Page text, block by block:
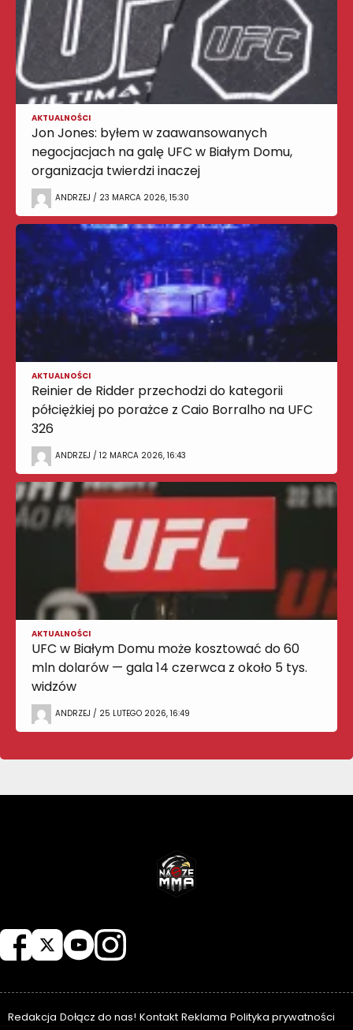
AKTUALNOŚCI
Jon Jones: byłem w zaawansowanych
negocjacjach na galę UFC w Białym Domu,
organizacja twierdzi inaczej
ANDRZEJ / 23 MARCA 2026, 15:30
AKTUALNOŚCI
Reinier de Ridder przechodzi do kategorii
półciężkiej po porażce z Caio Borralho na UFC
326
ANDRZEJ / 12 MARCA 2026, 16:43
AKTUALNOŚCI
UFC w Białym Domu może kosztować do 60
mln dolarów — gala 14 czerwca z około 5 tys.
widzów
ANDRZEJ / 25 LUTEGO 2026, 16:49
Redakcja Dołącz do nas! Kontakt Reklama Polityka prywatności